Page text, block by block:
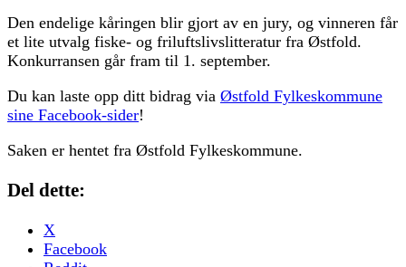
Den endelige kåringen blir gjort av en jury, og vinneren får
et lite utvalg fiske- og friluftslivslitteratur fra Østfold.
Konkurransen går fram til 1. september.
Du kan laste opp ditt bidrag via Østfold Fylkeskommune
sine Facebook-sider!
Saken er hentet fra Østfold Fylkeskommune.
Del dette:
X
Facebook